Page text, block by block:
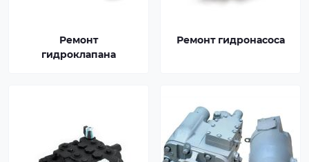
Ремонт
гидроклапана
Ремонт гидронасоса